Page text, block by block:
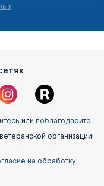
или поблагодарите
организации:
на обработку